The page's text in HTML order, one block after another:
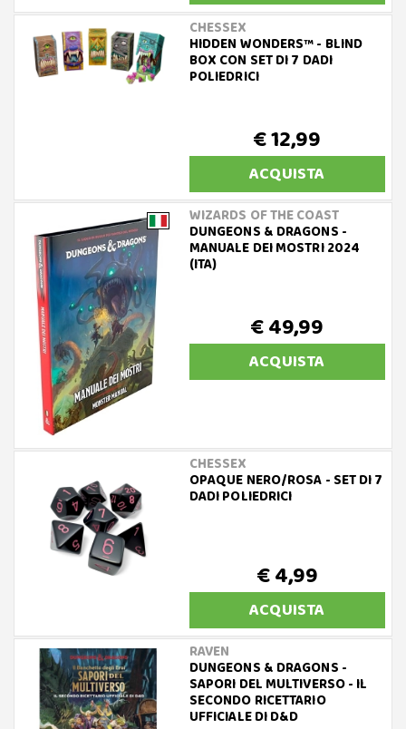
CHESSEX
HIDDEN WONDERS™ - BLIND
BOX CON SET DI 7 DADI
POLIEDRICI
€ 12,99
ACQUISTA
WIZARDS OF THE COAST
DUNGEONS & DRAGONS -
MANUALE DEI MOSTRI 2024
(ITA)
€ 49,99
ACQUISTA
CHESSEX
OPAQUE NERO/ROSA - SET DI 7
DADI POLIEDRICI
€ 4,99
ACQUISTA
RAVEN
DUNGEONS & DRAGONS -
SAPORI DEL MULTIVERSO - IL
SECONDO RICETTARIO
UFFICIALE DI D&D